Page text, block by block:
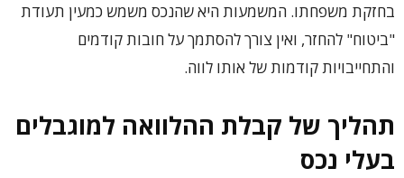
בחזקת משפחתו. המשמעות היא שהנכס משמש כמעין תעודת
"ביטוח" להחזר, ואין צורך להסתמך על חובות קודמים
והתחייבויות קודמות של אותו לווה.
תהליך של קבלת ההלוואה למוגבלים
בעלי נכס